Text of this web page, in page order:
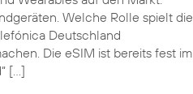
Welche Rolle spielt die
Deutschland
Die eSIM ist bereits fest im
[…]